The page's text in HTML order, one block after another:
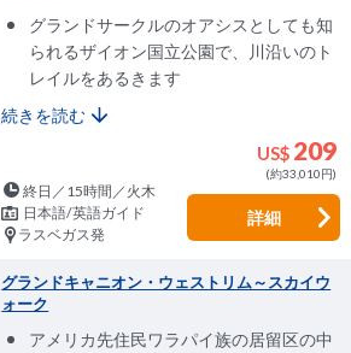
グランドサークルのオアシスとしても知
られるザイオン国立公園で、川沿いのト
レイルをあるきます
続きを読む
US$ 209
(約33,010円)
終日／15時間／火木
日本語/英語ガイド
ラスベガス発
詳細
グランドキャニオン・ウェストリム～スカイウ
ォーク
アメリカ先住民ワラパイ族の居留区の中